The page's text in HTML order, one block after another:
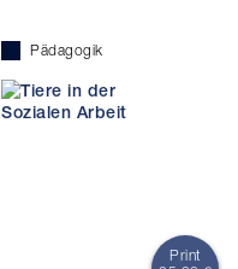
Pädagogik
Print